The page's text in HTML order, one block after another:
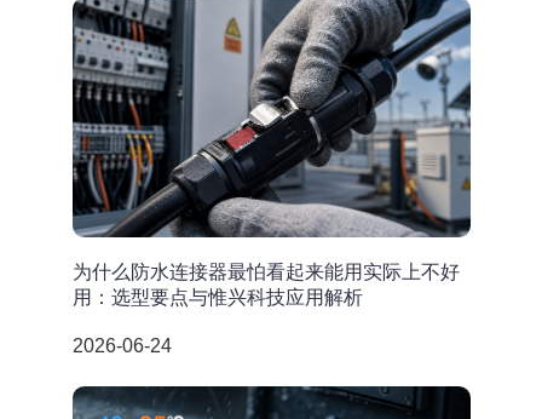
为什么防水连接器最怕看起来能用实际上不好
用：选型要点与惟兴科技应用解析
2026-06-24